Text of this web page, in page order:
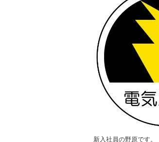
新入社員の野原です。